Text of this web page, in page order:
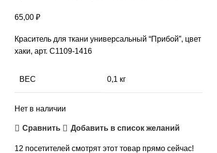
65,00 ₽
Краситель для ткани универсальный “Прибой”, цвет
хаки, арт. С1109-1416
ВЕС 0,1 кг
Нет в наличии
Сравнить Добавить в список желаний
12 посетителей смотрят этот товар прямо сейчас!